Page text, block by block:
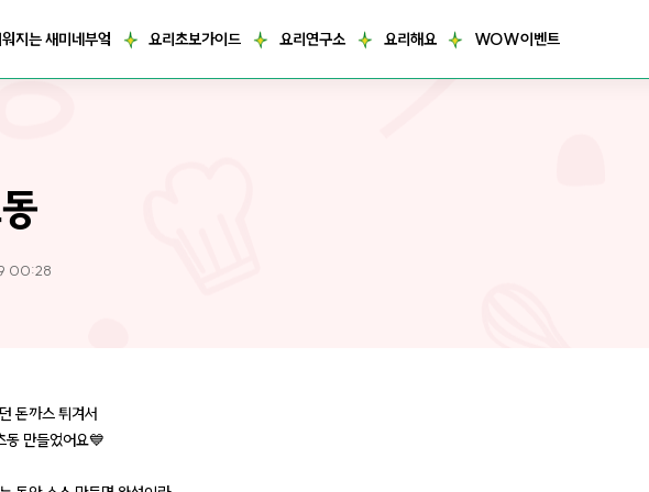
지는 새미네부엌 요리초보가이드 요리연구소 요리해요 WOW이벤트
00:28
돈까스 튀겨서
동 만들었어요💙